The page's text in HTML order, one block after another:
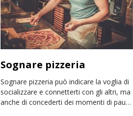
Sognare pizzeria
Sognare pizzeria può indicare la voglia di
socializzare e connetterti con gli altri, ma
anche di concederti dei momenti di pausa